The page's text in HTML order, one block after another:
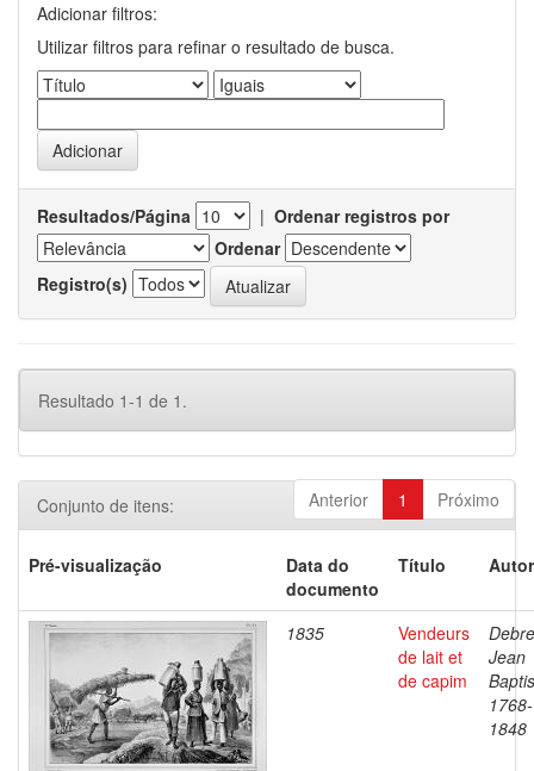
Adicionar filtros:
Utilizar filtros para refinar o resultado de busca.
Resultados/Página | Ordenar registros por
Ordenar
Registro(s)
Resultado 1-1 de 1.
Anterior 1 Próximo
Conjunto de itens:
Pré-visualização
Data do
documento
Título
1835
Vendeurs
de lait et
de capim
Jean
1768-
1848